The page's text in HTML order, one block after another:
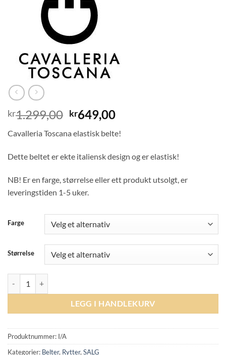
kr1.299,00 Opprinnelig
var:
kr1.299,00.
kr649,00Nåværende
er:
kr649,00.
Cavalleria Toscana elastisk belte!
Dette beltet er ekte italiensk design og er elastisk!
NB! Er en farge, størrelse eller ett produkt utsolgt, er
leveringstiden 1-5 uker.
Farge
Størrelse
LEGG I HANDLEKURV
Produktnummer: I/A
Kategorier: Belter, Rytter, SALG